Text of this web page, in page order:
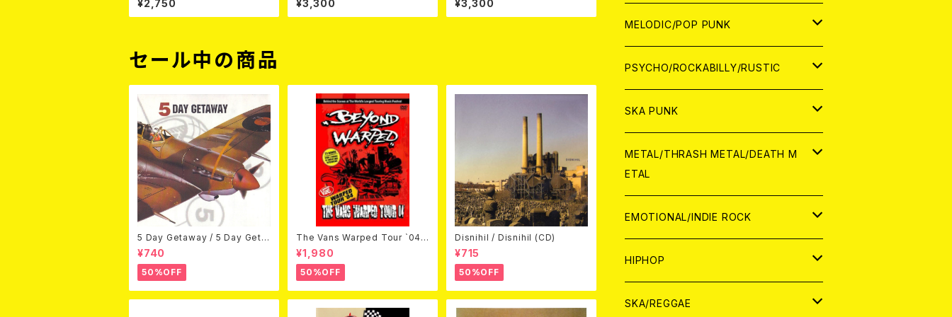
¥2,750 ¥3,300 ¥3,300
セール中の商品
5 Day Getaway / 5 Day Geta
way (CDEP)
¥740
50%OFF
The Vans Warped Tour `04
Beyond Warped (国内盤DVD)
¥1,980
50%OFF
Disnihil / Disnihil (CD)
¥715
50%OFF
アナログ
CD
WORLD
アナログ
CD
MELODIC/POP PUNK
JAPAN
CD
ANALOG
WORLD
CD
PSYCHO/ROCKABILLY/RUSTIC
JAPAN
CD
WORLD
CD
SKA PUNK
JAPAN
CD
WORLD
CD
METAL/THRASH METAL/DEATH M
ETAL
JAPAN
CD
ANALOG
WORLD
ANALOG
EMOTIONAL/INDIE ROCK
JAPAN
CD
WORLD
HIPHOP
JAPAN
SKA/REGGAE